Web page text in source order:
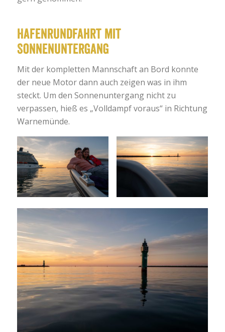
Hafenrundfahrt mit
Sonnenuntergang
Mit der kompletten Mannschaft an Bord konnte
der neue Motor dann auch zeigen was in ihm
steckt. Um den Sonnenuntergang nicht zu
verpassen, hieß es „Volldampf voraus“ in Richtung
Warnemünde.